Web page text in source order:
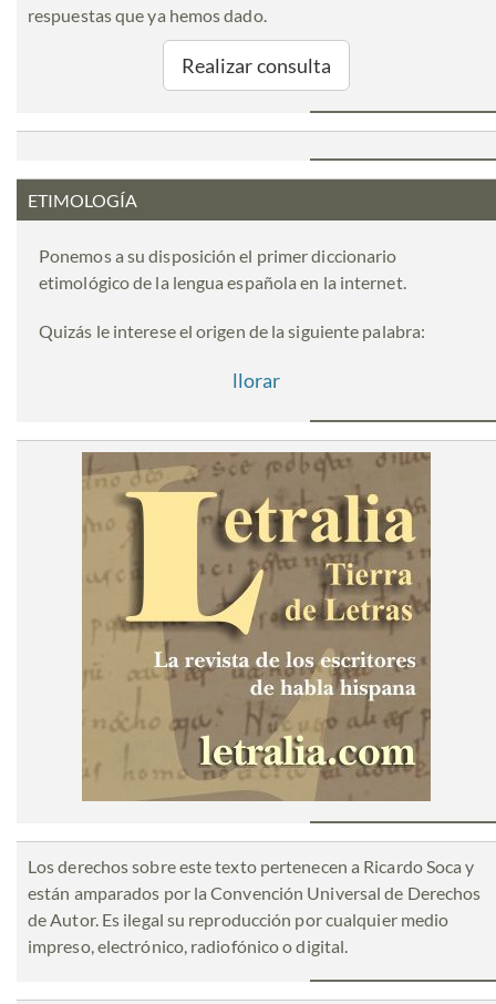
respuestas que ya hemos dado.
Realizar consulta
ETIMOLOGÍA
Ponemos a su disposición el primer diccionario
etimológico de la lengua española en la internet.
Quizás le interese el origen de la siguiente palabra:
llorar
Los derechos sobre este texto pertenecen a Ricardo Soca y
están amparados por la Convención Universal de Derechos
de Autor. Es ilegal su reproducción por cualquier medio
impreso, electrónico, radiofónico o digital.